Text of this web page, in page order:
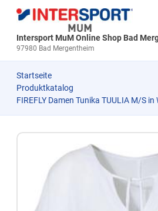
Intersport MuM Online Shop Bad
97980 Bad Mergentheim
Startseite
Produktkatalog
FIREFLY Damen Tunika TUULIA M/S in